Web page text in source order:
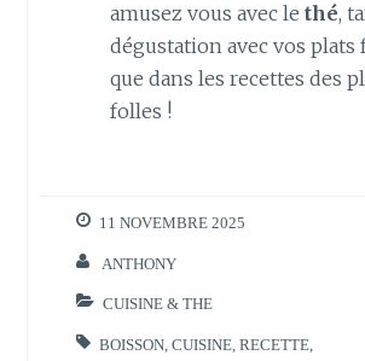
amusez vous avec le thé,
dégustation avec vos plats
que dans les recettes des
folles !
11 NOVEMBRE 2025
ANTHONY
CUISINE & THE
BOISSON ,CUISINE ,RECETTE